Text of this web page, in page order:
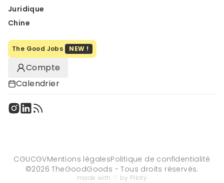
Juridique
Chine
The Good Jobs NEW !
Compte
Calendrier
CGUCGVMentions légalesPolitique de confidentialité
©2026 TheGoodGoods - Tous droits réservés.
made with ♡ by Piloty